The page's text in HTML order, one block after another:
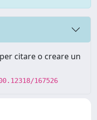
citare o creare un
167526